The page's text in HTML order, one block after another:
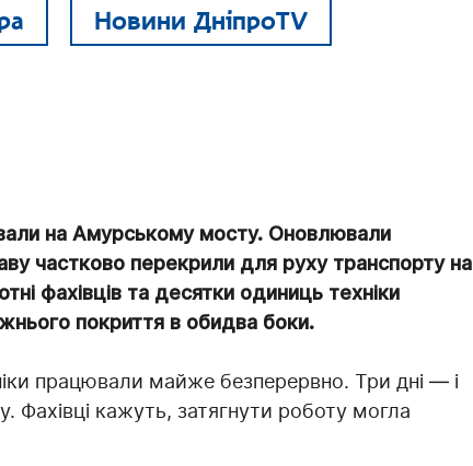
Новини ДніпроTV
на Амурському мосту. Оновлювали
частково перекрили для руху транспорту на
фахівців та десятки одиниць техніки
покриття в обидва боки.
працювали майже безперервно. Три дні — і
Фахівці кажуть, затягнути роботу могла